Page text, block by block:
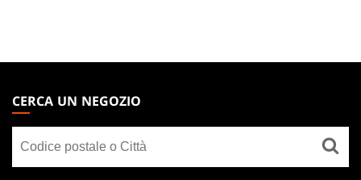
THE
GATHERING
FOOTER
CERCA UN NEGOZIO
un
negozio